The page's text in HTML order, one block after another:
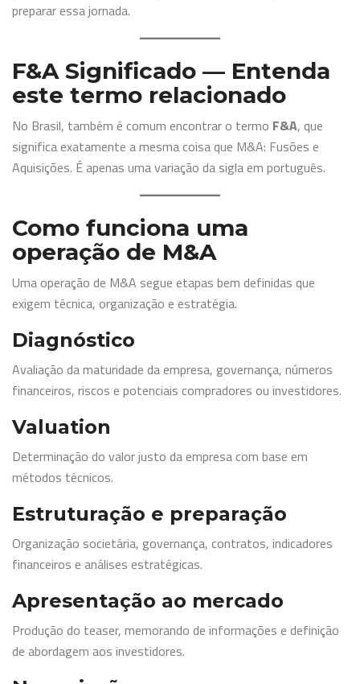
preparar essa jornada.
F&A Significado — Entenda
este termo relacionado
No Brasil, também é comum encontrar o termo F&A, que
significa exatamente a mesma coisa que M&A: Fusões e
Aquisições. É apenas uma variação da sigla em português.
Como funciona uma
operação de M&A
Uma operação de M&A segue etapas bem definidas que
exigem técnica, organização e estratégia.
Diagnóstico
Avaliação da maturidade da empresa, governança, números
financeiros, riscos e potenciais compradores ou investidores.
Valuation
Determinação do valor justo da empresa com base em
métodos técnicos.
Estruturação e preparação
Organização societária, governança, contratos, indicadores
financeiros e análises estratégicas.
Apresentação ao mercado
Produção do teaser, memorando de informações e definição
de abordagem aos investidores.